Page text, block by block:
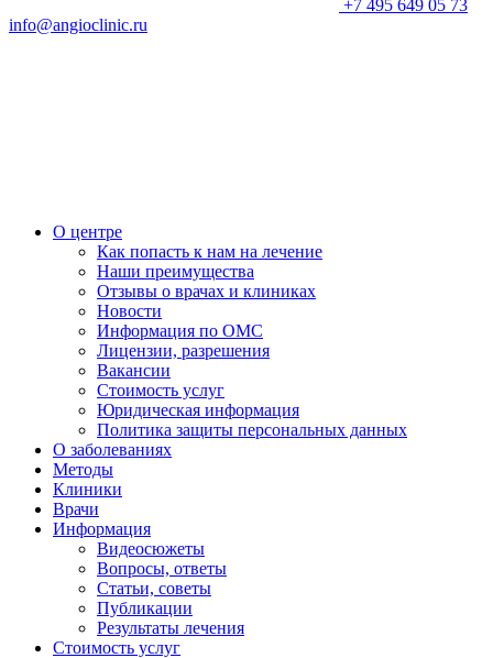
+7 495 649 05 73
info@angioclinic.ru
О центре
Как попасть к нам на лечение
Наши преимущества
Отзывы о врачах и клиниках
Новости
Информация по ОМС
Лицензии, разрешения
Вакансии
Стоимость услуг
Юридическая информация
Политика защиты персональных данных
О заболеваниях
Методы
Клиники
Врачи
Информация
Видеосюжеты
Вопросы, ответы
Статьи, советы
Публикации
Результаты лечения
Стоимость услуг